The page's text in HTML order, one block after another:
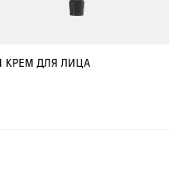
ДОБАВИТЬ В КОРЗИНУ
КРЕМ ДЛЯ ЛИЦА